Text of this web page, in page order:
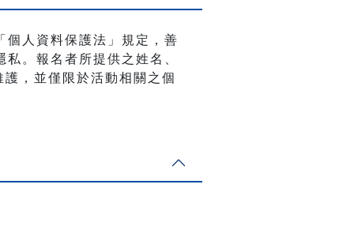
個人資料保護法」規定，善
。報名者所提供之姓名、
，並僅限於活動相關之個